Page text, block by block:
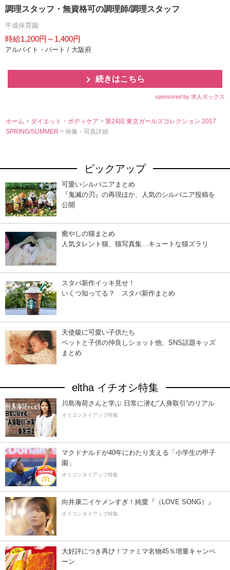
調理スタッフ・無資格可の調理師/調理スタッフ
平成保育園
時給1,200円～1,400円
アルバイト・パート / 大阪府
続きはこちら
sponsored by 求人ボックス
ホーム > ダイエット・ボディケア>第24回 東京ガールズコレクション 2017
SPRING/SUMMER> 画像・写真詳細
ピックアップ
可愛いシルバニアまとめ
『鬼滅の刃』の再現ほか、人気のシルバニア投稿を
公開
癒やしの猫まとめ
人気タレント猫、猫写真集…キュートな猫ズラリ
スタバ新作イッキ見せ！
いくつ知ってる？ スタバ新作まとめ
天使級に可愛い子供たち
ペットと子供の仲良しショット他、SNS話題キッズ
まとめ
eltha イチオシ特集
川島海荷さんと学ぶ 日常に潜む“人身取引”のリアル
オリコンタイアップ特集
マクドナルドが40年にわたり支える「小学生の甲子
園」
オリコンタイアップ特集
向井康二イケメンすぎ！純愛『（LOVE SONG）』
オリコンタイアップ特集
大好評につき再び！ファミマ名物45％増量キャンペ
ーン